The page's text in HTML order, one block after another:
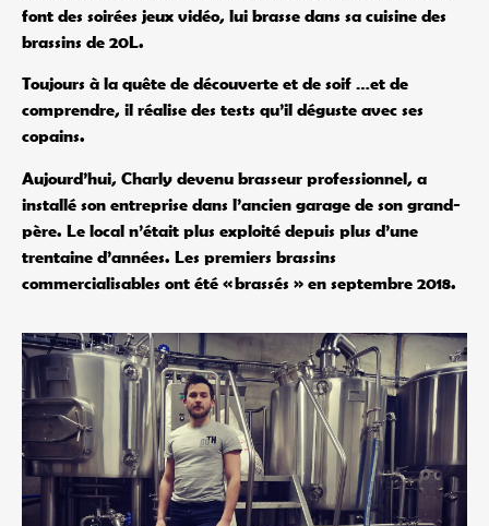
font des soirées jeux vidéo, lui brasse dans sa cuisine des
brassins de 20L.
Toujours à la quête de découverte et de soif …et de
comprendre, il réalise des tests qu’il déguste avec ses
copains.
Aujourd’hui, Charly devenu brasseur professionnel, a
installé son entreprise dans l’ancien garage de son grand-
père. Le local n’était plus exploité depuis plus d’une
trentaine d’années. Les premiers brassins
commercialisables ont été « brassés » en septembre 2018.